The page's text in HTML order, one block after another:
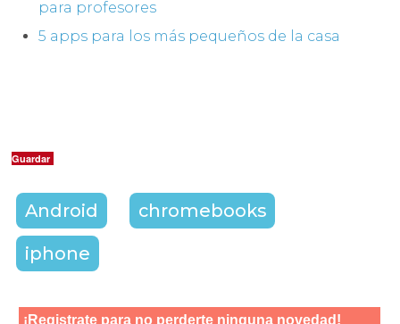
para profesores
5 apps para los más pequeños de la casa
Guardar
Android
chromebooks
iphone